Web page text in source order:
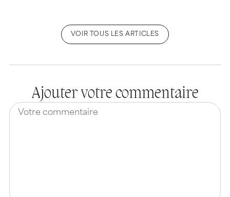
VOIR TOUS LES ARTICLES
Ajouter votre commentaire